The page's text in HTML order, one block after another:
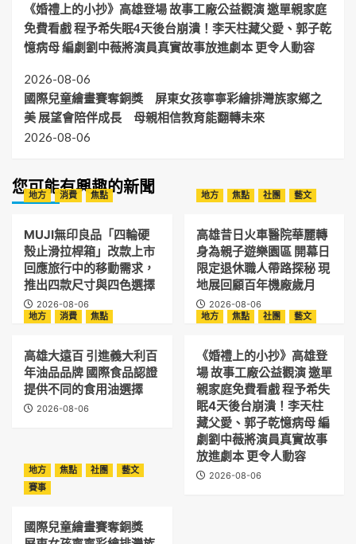
《婚禮上的小抄》高雄登場 故事工廠公益觀演 邀單親家庭
免費看戲 程予希失眠4天後台崩潰！李天柱藏父愛、郭子乾
憶病母 編劇劉中薇將演員真實故事放進劇本 更令人動容
2026-08-06
國際兒童繪畫賽奪銅獎 屏東女孩寧寧彩繪排灣族家鄉之
美 展望會陪伴成長 母親相信教育能翻轉未來
2026-08-06
您可能有興趣的新聞
地方 消費 焦點
MUJI無印良品「四輪硬
殼止滑拉桿箱」改款上市
回應旅行中的移動需求，
推出四款尺寸與四色選擇
2026-08-06
地方 焦點 社團 藝文
高雄昔日火車醫院華麗轉
身為親子遊樂園區 開幕日
限定退休職人帶路探秘 現
地展回顧百年機廠歲月
2026-08-06
地方
消費 焦點
高雄大遠百 引進義大利百
年油品品牌 國際食品認證
提供不同的食用油選擇
2026-08-06
地方 焦點 社團 藝文
《婚禮上的小抄》高雄登
場 故事工廠公益觀演 邀單
親家庭免費看戲 程予希失
眠4天後台崩潰！李天柱
藏父愛、郭子乾憶病母 編
劇劉中薇將演員真實故事
放進劇本 更令人動容
2026-08-06
地方 焦點 社團
藝文
賽事
國際兒童繪畫賽奪銅獎